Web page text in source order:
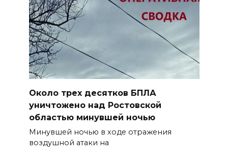
Около трех десятков БПЛА
уничтожено над Ростовской
областью минувшей ночью
Минувшей ночью в ходе отражения
воздушной атаки на